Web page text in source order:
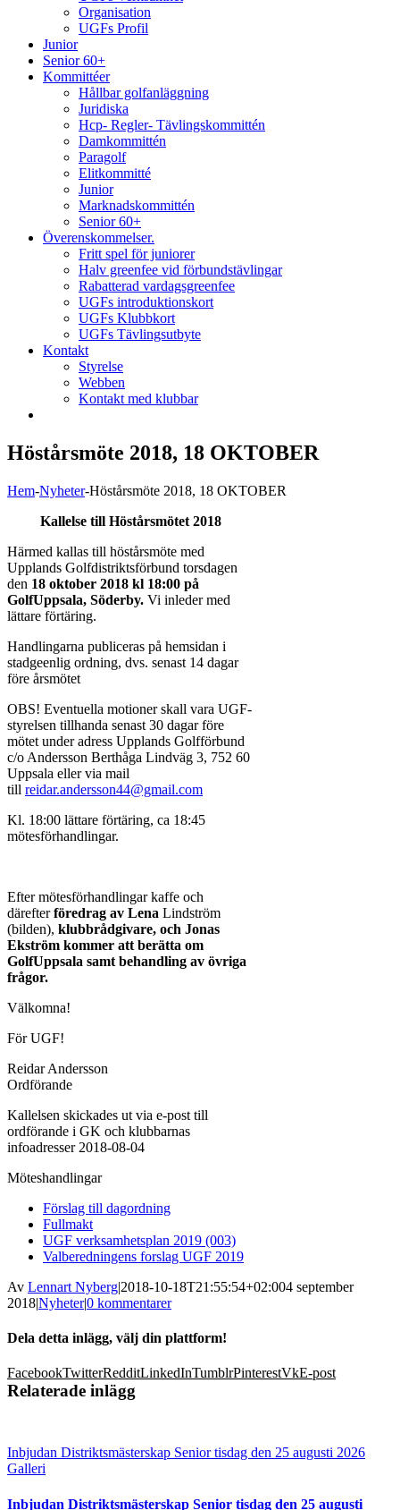
Organisation
UGFs Profil
Junior
Senior 60+
Kommittéer
Hållbar golfanläggning
Juridiska
Hcp- Regler- Tävlingskommittén
Damkommittén
Paragolf
Elitkommitté
Junior
Marknadskommittén
Senior 60+
Överenskommelser.
Fritt spel för juniorer
Halv greenfee vid förbundstävlingar
Rabatterad vardagsgreenfee
UGFs introduktionskort
UGFs Klubbkort
UGFs Tävlingsutbyte
Kontakt
Styrelse
Webben
Kontakt med klubbar
Höstårsmöte 2018, 18 OKTOBER
Hem-Nyheter-Höstårsmöte 2018, 18 OKTOBER
Kallelse till Höstårsmötet 2018
Härmed kallas till höstårsmöte med
Upplands Golfdistriktsförbund torsdagen
den 18 oktober 2018 kl 18:00 på
GolfUppsala, Söderby. Vi inleder med
lättare förtäring.
Handlingarna publiceras på hemsidan i
stadgeenlig ordning, dvs. senast 14 dagar
före årsmötet
OBS! Eventuella motioner skall vara UGF-
styrelsen tillhanda senast 30 dagar före
mötet under adress Upplands Golfförbund
c/o Andersson Berthåga Lindväg 3, 752 60
Uppsala eller via mail
till reidar.andersson44@gmail.com
Kl. 18:00 lättare förtäring, ca 18:45
mötesförhandlingar.
Efter mötesförhandlingar kaffe och
därefterföredrag av Lena Lindström
(bilden), klubbrådgivare, och Jonas
Ekström kommer att berätta om
GolfUppsala samt behandling av övriga
frågor.
Välkomna!
För UGF!
Reidar Andersson
Ordförande
Kallelsen skickades ut via e-post till
ordförande i GK och klubbarnas
infoadresser 2018-08-04
Möteshandlingar
Förslag till dagordning
Fullmakt
UGF verksamhetsplan 2019 (003)
Valberedningens forslag UGF 2019
Av Lennart Nyberg|2018-10-18T21:55:54+02:004 september
2018|Nyheter|0 kommentarer
Dela detta inlägg, välj din plattform!
FacebookTwitterRedditLinkedInTumblrPinterestVkE-post
Relaterade inlägg
Inbjudan Distriktsmästerskap Senior tisdag den 25 augusti 2026
Galleri
Inbjudan Distriktsmästerskap Senior tisdag den 25 augusti